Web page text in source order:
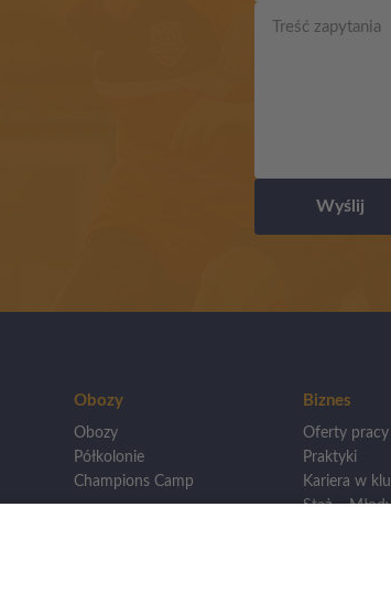
Wyślij
Obozy
Obozy
Półkolonie
Champions Camp
Biznes
Oferty pracy
Praktyki
Kariera w
Staż –